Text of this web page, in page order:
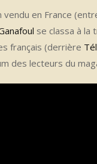
vendu en France
se classa à la
français (derrière
des lecteurs du